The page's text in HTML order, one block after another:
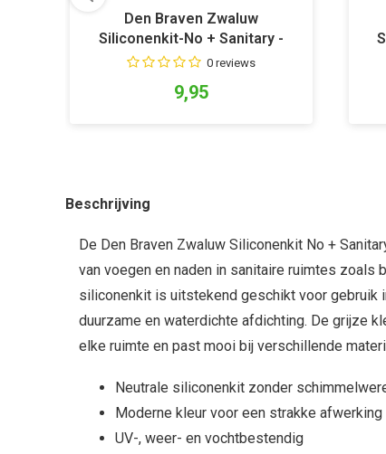
Den Braven Zwaluw
Siliconenkit-No + Sanitary -
Manhattan Grijs
0 reviews
9,95
Beschrijving
De Den Braven Zwaluw Siliconenkit No +
van voegen en naden in sanitaire ruimtes zoals
siliconenkit is uitstekend geschikt voor gebruik
duurzame en waterdichte afdichting. De grijze
elke ruimte en past mooi bij verschillende
Neutrale siliconenkit zonder
Moderne kleur voor een strakke afwerking
UV-, weer- en vochtbestendig